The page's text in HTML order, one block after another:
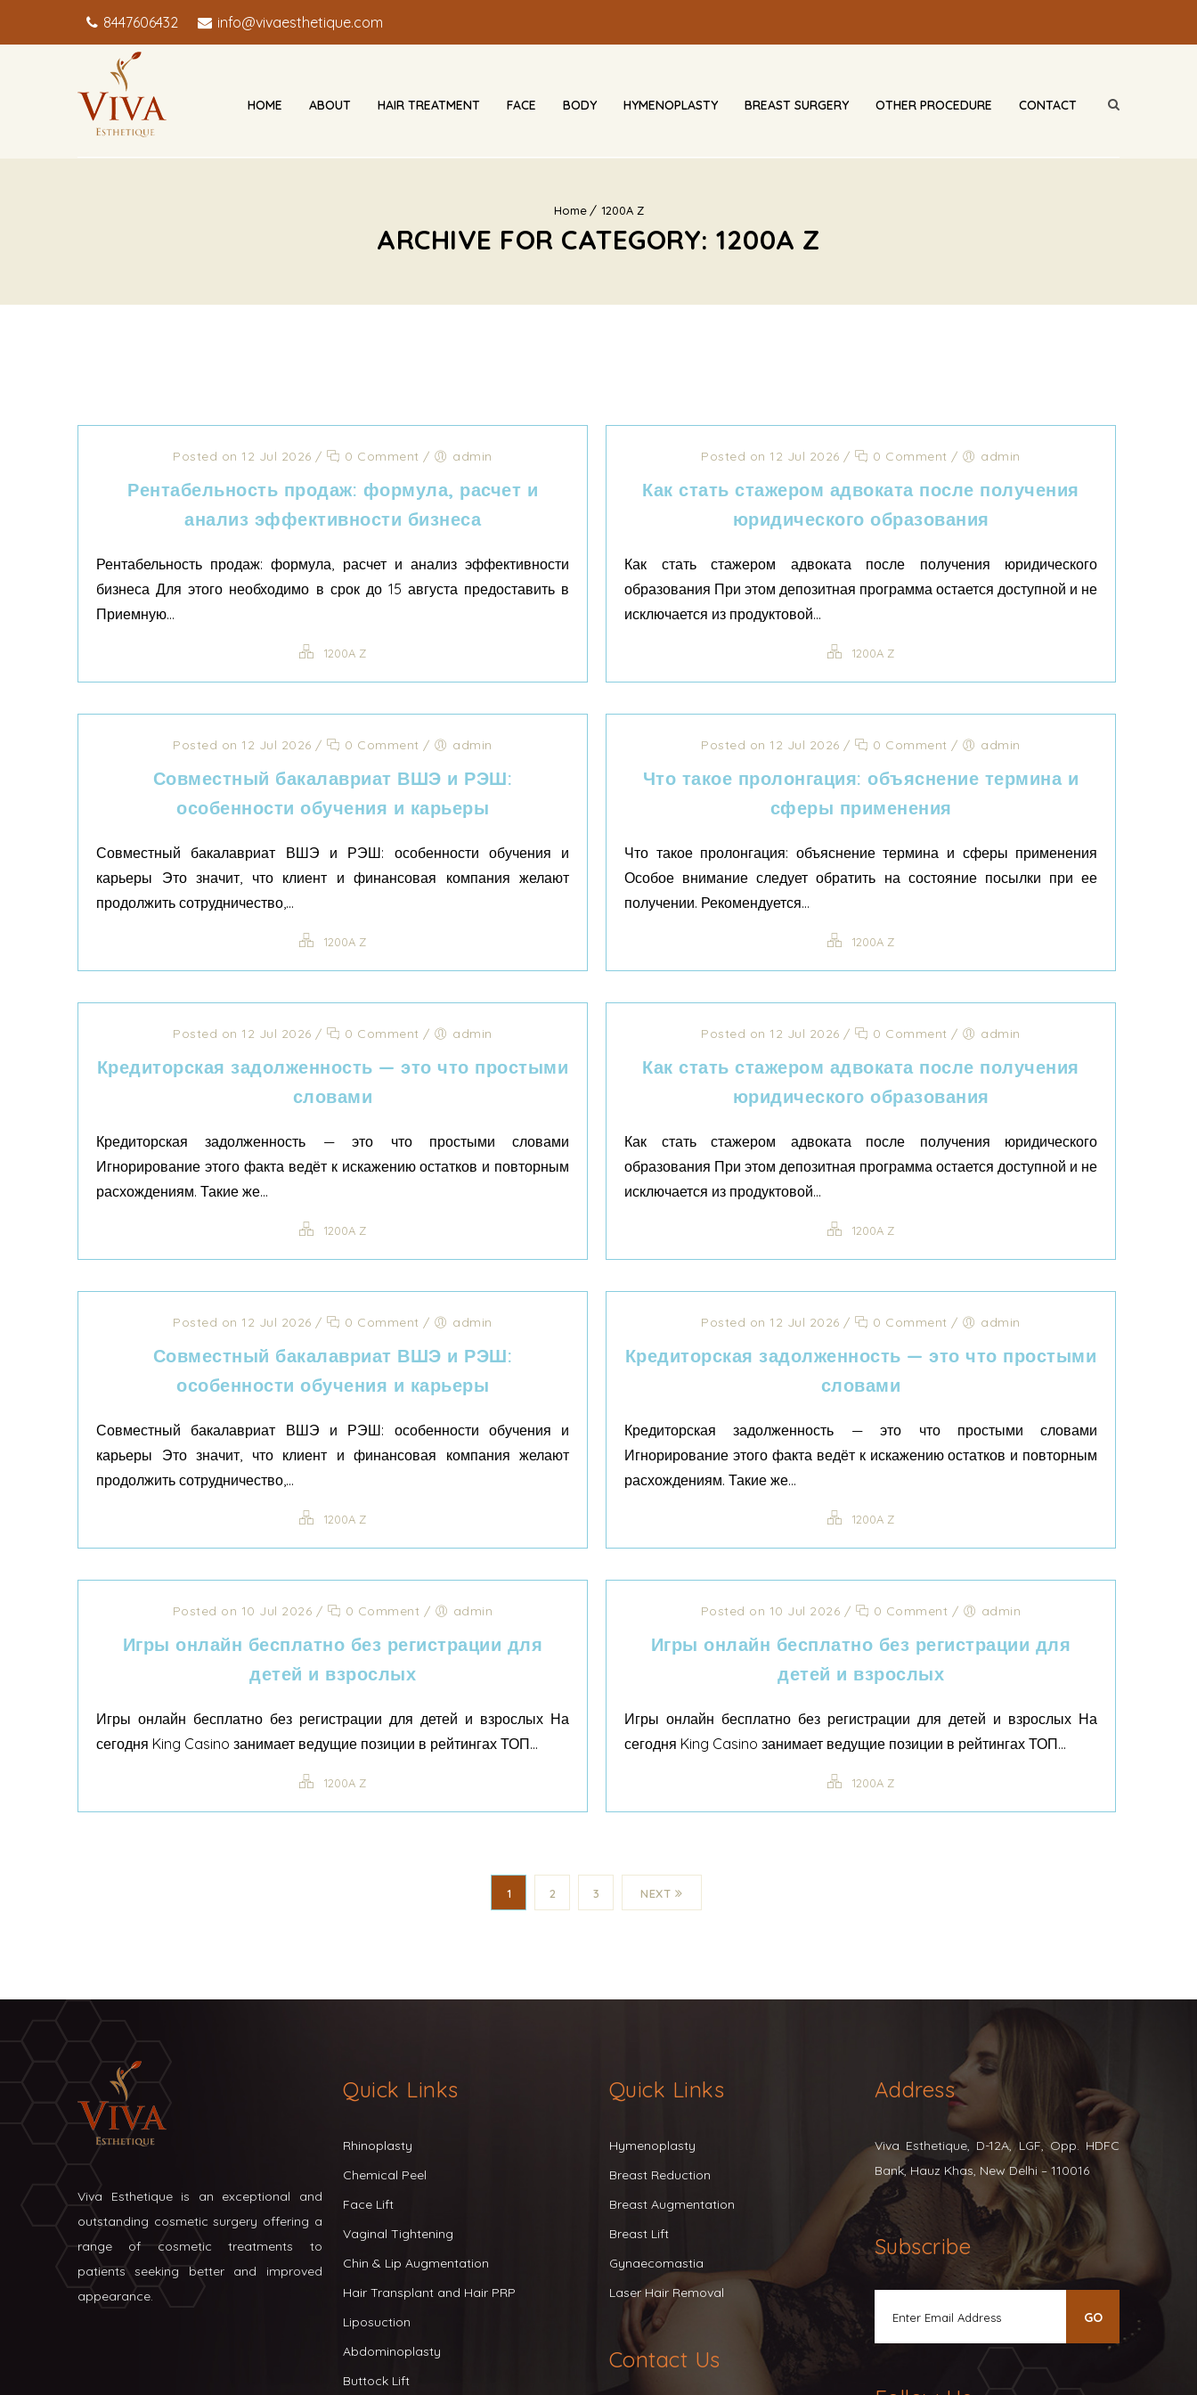
8447606432 info@vivaesthetique.com
HOME ABOUT HAIR TREATMENT FACE BODY HYMENOPLASTY BREAST SURGERY OTHER PROCEDURE CONTACT
Home 1200A Z
ARCHIVE FOR CATEGORY: 1200A Z
Posted on 12 Jul 2026 / 0 Comment / admin
Рентабельность продаж: формула, расчет и
анализ эффективности бизнеса
Рентабельность продаж: формула, расчет и анализ эффективности
бизнеса Для этого необходимо в срок до 15 августа предоставить в
Приемную...
1200A Z
Posted on 12 Jul 2026 / 0 Comment / admin
Как стать стажером адвоката после получения
юридического образования
Как стать стажером адвоката после получения юридического
образования При этом депозитная программа остается доступной и не
исключается из продуктовой...
1200A Z
Posted on 12 Jul 2026 / 0 Comment / admin
Совместный бакалавриат ВШЭ и РЭШ:
особенности обучения и карьеры
Совместный бакалавриат ВШЭ и РЭШ: особенности обучения и
карьеры Это значит, что клиент и финансовая компания желают
продолжить сотрудничество,...
1200A Z
Posted on 12 Jul 2026 / 0 Comment / admin
Что такое пролонгация: объяснение термина и
сферы применения
Что такое пролонгация: объяснение термина и сферы применения
Особое внимание следует обратить на состояние посылки при ее
получении. Рекомендуется...
1200A Z
Posted on 12 Jul 2026 / 0 Comment / admin
Кредиторская задолженность — это что простыми
словами
Кредиторская задолженность — это что простыми словами
Игнорирование этого факта ведёт к искажению остатков и повторным
расхождениям. Такие же...
1200A Z
Posted on 12 Jul 2026 / 0 Comment / admin
Как стать стажером адвоката после получения
юридического образования
Как стать стажером адвоката после получения юридического
образования При этом депозитная программа остается доступной и не
исключается из продуктовой...
1200A Z
Posted on 12 Jul 2026 / 0 Comment / admin
Совместный бакалавриат ВШЭ и РЭШ:
особенности обучения и карьеры
Совместный бакалавриат ВШЭ и РЭШ: особенности обучения и
карьеры Это значит, что клиент и финансовая компания желают
продолжить сотрудничество,...
1200A Z
Posted on 12 Jul 2026 / 0 Comment / admin
Кредиторская задолженность — это что простыми
словами
Кредиторская задолженность — это что простыми словами
Игнорирование этого факта ведёт к искажению остатков и повторным
расхождениям. Такие же...
1200A Z
Posted on 10 Jul 2026 / 0 Comment / admin
Игры онлайн бесплатно без регистрации для
детей и взрослых
Игры онлайн бесплатно без регистрации для детей и взрослых На
сегодня King Casino занимает ведущие позиции в рейтингах ТОП...
1200A Z
Posted on 10 Jul 2026 / 0 Comment / admin
Игры онлайн бесплатно без регистрации для
детей и взрослых
Игры онлайн бесплатно без регистрации для детей и взрослых На
сегодня King Casino занимает ведущие позиции в рейтингах ТОП...
1200A Z
1 2 3 NEXT
Viva Esthetique is an exceptional and
outstanding cosmetic surgery offering a
range of cosmetic treatments to
patients seeking better and improved
appearance.
Quick Links
Rhinoplasty
Chemical Peel
Face Lift
Vaginal Tightening
Chin & Lip Augmentation
Hair Transplant and Hair PRP
Liposuction
Abdominoplasty
Buttock Lift
Quick Links
Hymenoplasty
Breast Reduction
Breast Augmentation
Breast Lift
Gynaecomastia
Laser Hair Removal
Contact Us
Address
Viva Esthetique, D-12A, LGF, Opp. HDFC
Bank, Hauz Khas, New Delhi – 110016
Subscribe